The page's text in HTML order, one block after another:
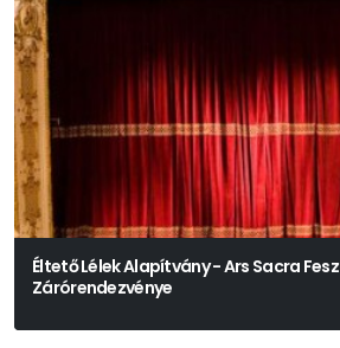
Éltető Lélek Alapítvány - Ars Sacra
Zárórendezvénye